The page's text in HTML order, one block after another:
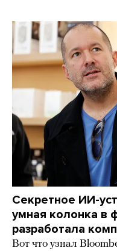
Секретное ИИ-
умная колонка в
разработала
Вот что узнал